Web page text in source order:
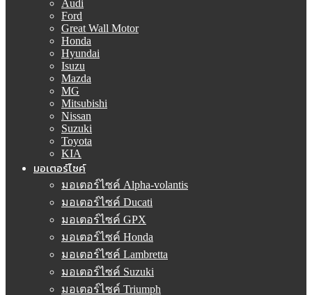
Audi
Ford
Great Wall Motor
Honda
Hyundai
Isuzu
Mazda
MG
Mitsubishi
Nissan
Suzuki
Toyota
KIA
มอเตอร์ไซค์
มอเตอร์ไซค์ Alpha-volantis
มอเตอร์ไซค์ Ducati
มอเตอร์ไซค์ GPX
มอเตอร์ไซค์ Honda
มอเตอร์ไซค์ Lambretta
มอเตอร์ไซค์ Suzuki
มอเตอร์ไซค์ Triumph